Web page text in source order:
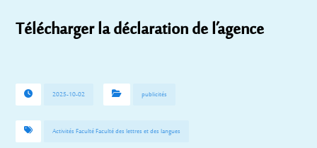
Télécharger la déclaration de l’agence
2025-10-02 publicités
Activités Faculté Faculté des lettres et des langues